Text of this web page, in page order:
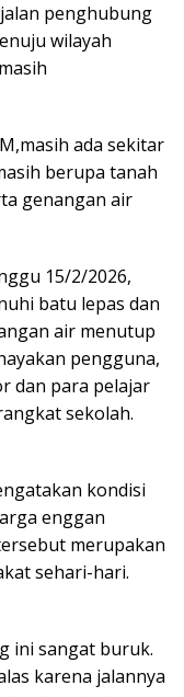
penghubung
wilayah
ada sekitar
berupa tanah
genangan air
15/2/2026,
batu lepas dan
air menutup
pengguna,
dan para pelajar
sekolah.
kondisi
enggan
merupakan
sehari-hari.
ini sangat buruk.
karena jalannya